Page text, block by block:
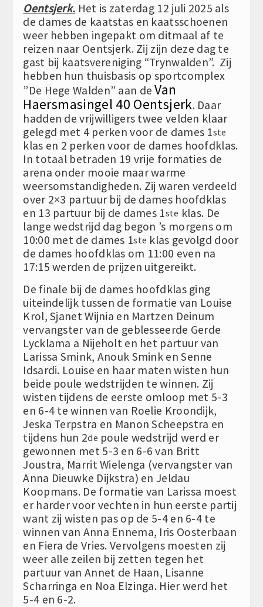
Oentsjerk. Het is zaterdag 12 juli 2025 als
de dames de kaatstas en kaatsschoenen
weer hebben ingepakt om ditmaal af te
reizen naar Oentsjerk. Zij zijn deze dag te
gast bij kaatsvereniging “Trynwalden”. Zij
hebben hun thuisbasis op sportcomplex
”De Hege Walden” aan deVan
Haersmasingel 40 Oentsjerk. Daar
hadden de vrijwilligers twee velden klaar
gelegd met 4 perken voor de dames 1ste
klas en 2 perken voor de dames hoofdklas.
In totaal betraden 19 vrije formaties de
arena onder mooie maar warme
weersomstandigheden. Zij waren verdeeld
over 2×3 partuur bij de dames hoofdklas
en 13 partuur bij de dames 1ste klas. De
lange wedstrijd dag begon ’s morgens om
10:00 met de dames 1ste klas gevolgd door
de dames hoofdklas om 11:00 even na
17:15 werden de prijzen uitgereikt.
De finale bij de dames hoofdklas ging
uiteindelijk tussen de formatie van Louise
Krol, Sjanet Wijnia en Martzen Deinum
vervangster van de geblesseerde Gerde
Lycklama a Nijeholt en het partuur van
Larissa Smink, Anouk Smink en Senne
Idsardi. Louise en haar maten wisten hun
beide poule wedstrijden te winnen. Zij
wisten tijdens de eerste omloop met 5-3
en 6-4 te winnen van Roelie Kroondijk,
Jeska Terpstra en Manon Scheepstra en
tijdens hun 2de poule wedstrijd werd er
gewonnen met 5-3 en 6-6 van Britt
Joustra, Marrit Wielenga (vervangster van
Anna Dieuwke Dijkstra) en Jeldau
Koopmans. De formatie van Larissa moest
er harder voor vechten in hun eerste partij
want zij wisten pas op de 5-4 en 6-4 te
winnen van Anna Ennema, Iris Oosterbaan
en Fiera de Vries. Vervolgens moesten zij
weer alle zeilen bij zetten tegen het
partuur van Annet de Haan, Lisanne
Scharringa en Noa Elzinga. Hier werd het
5-4 en 6-2.